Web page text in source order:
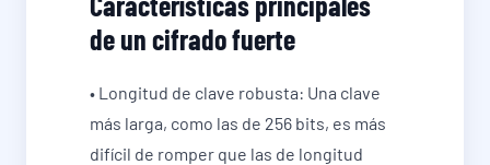
de un cifrado fuerte
• Longitud de clave robusta: Una clave
más larga, como las de 256 bits, es más
difícil de romper que las de longitud